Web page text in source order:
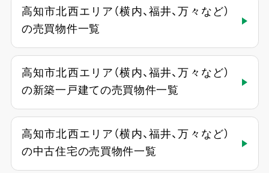
高知市北西エリア（横内、福井、万々など）
の売買物件一覧
高知市北西エリア（横内、福井、万々など）
の新築一戸建ての売買物件一覧
高知市北西エリア（横内、福井、万々など）
の中古住宅の売買物件一覧